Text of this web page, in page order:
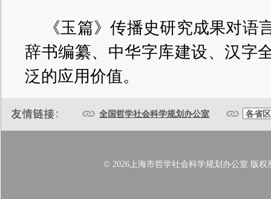
《玉篇》传播史研究成果对语
辞书编纂、中华字库建设、汉字
泛的应用价值。
全国哲学社会科学规划办公室
© 2026上海市哲学社会科学规划办公室 版权